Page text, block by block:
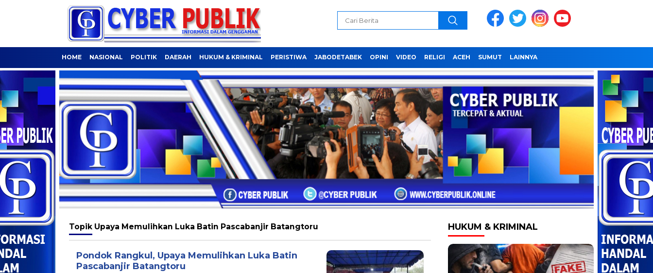
HOME NASIONAL POLITIK DAERAH HUKUM & KRIMINAL PERISTIWA JABODETABEK OPINI VIDEO RELIGI ACEH SUMUT LAINNYA
Topik Upaya Memulihkan Luka Batin Pascabanjir Batangtoru
Pondok Rangkul, Upaya Memulihkan Luka Batin
Pascabanjir Batangtoru
HUKUM & KRIMINAL